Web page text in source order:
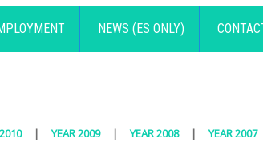
NEWS (ES ONLY)
|YEAR 2009|YEAR 2008|YEAR 2007